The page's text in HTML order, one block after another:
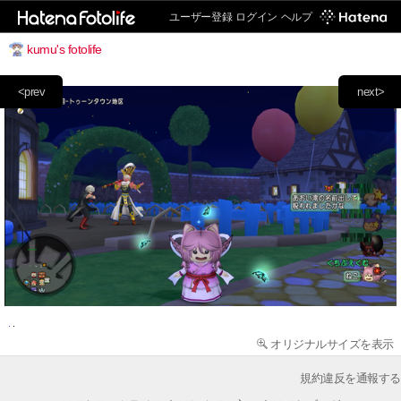
ユーザー登録 ログイン ヘルプ
kumu's fotolife
next>
<prev
オリジナルサイズを表示
規約違反を通報する